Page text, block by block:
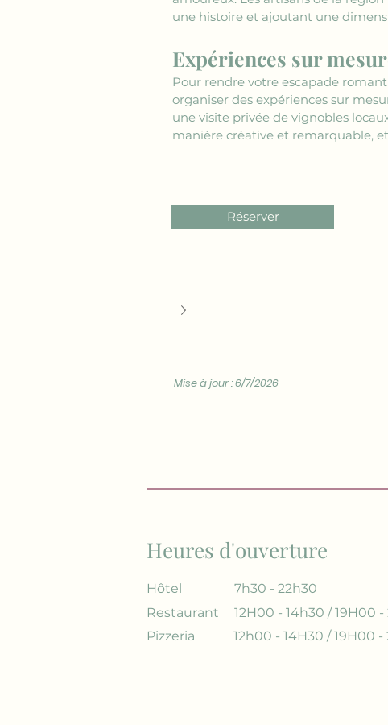
une histoire et ajoutant une
Expériences sur
Pour rendre votre escapade
organiser des expériences sur
une visite privée de vignobles
manière créative et remarquable,
Réserver
Mise à jour : 6/7/2026
Heures d'ouverture
Hôtel
7h30 - 22h30
Restaurant
12H00 - 14h30 / 19H00 -
Pizzeria
12h00 - 14H30 / 19H00 -